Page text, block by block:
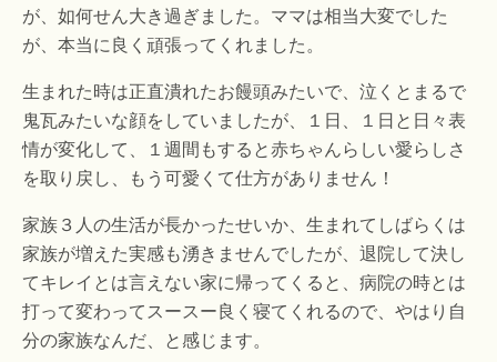
が、如何せん大き過ぎました。ママは相当大変でした
が、本当に良く頑張ってくれました。
生まれた時は正直潰れたお饅頭みたいで、泣くとまるで
鬼瓦みたいな顔をしていましたが、１日、１日と日々表
情が変化して、１週間もすると赤ちゃんらしい愛らしさ
を取り戻し、もう可愛くて仕方がありません！
家族３人の生活が長かったせいか、生まれてしばらくは
家族が増えた実感も湧きませんでしたが、退院して決し
てキレイとは言えない家に帰ってくると、病院の時とは
打って変わってスースー良く寝てくれるので、やはり自
分の家族なんだ、と感じます。